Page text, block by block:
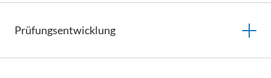
Prüfungsentwicklung